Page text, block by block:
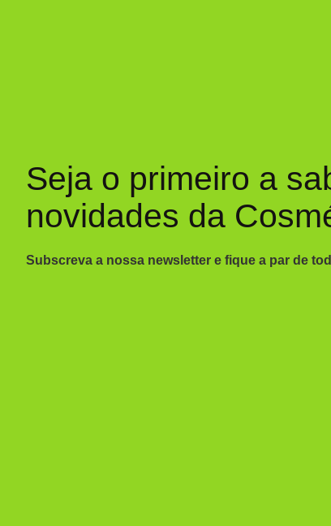
Seja o primeiro a
novidades da
Subscreva a nossa newsletter e fique a par de